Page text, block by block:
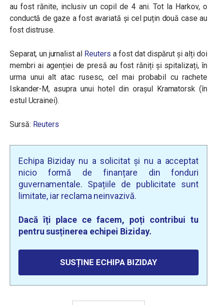
au fost rănite, inclusiv un copil de 4 ani. Tot la Harkov, o
conductă de gaze a fost avariată și cel puțin două case au
fost distruse.
Separat, un jurnalist al Reuters a fost dat dispărut și alți doi
membri ai agenției de presă au fost răniți și spitalizați, în
urma unui alt atac rusesc, cel mai probabil cu rachete
Iskander-M, asupra unui hotel din orașul Kramatorsk (în
estul Ucrainei).
Sursă: Reuters
Echipa Biziday nu a solicitat și nu a acceptat
nicio formă de finanțare din fonduri
guvernamentale. Spațiile de publicitate sunt
limitate, iar reclama neinvazivă.
Dacă îți place ce facem, poți contribui tu
pentru susținerea echipei Biziday.
SUSȚINE ECHIPA BIZIDAY